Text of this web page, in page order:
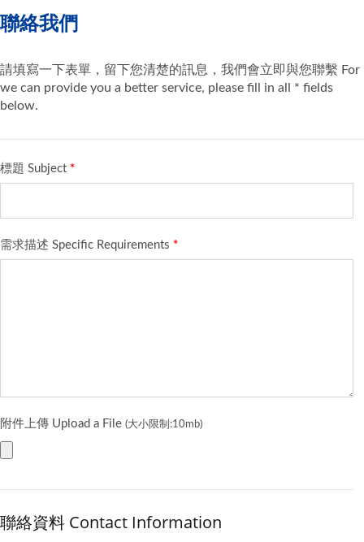
聯絡我們
請填寫一下表單，留下您清楚的訊息，我們會立即與您聯繫 For
we can provide you a better service, please fill in all * fields
below.
標題 Subject *
需求描述 Specific Requirements *
附件上傳 Upload a File (大小限制:10mb)
聯絡資料 Contact Information